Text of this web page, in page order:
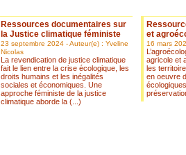
Ressources documentaires sur
la Justice climatique féministe
23 septembre 2024 - Auteur(e) : Yveline
Nicolas
La revendication de justice climatique
fait le lien entre la crise écologique, les
droits humains et les inégalités
sociales et économiques. Une
approche féministe de la justice
climatique aborde la (...)
et
16 mars
agricole et
les
en oeuvre